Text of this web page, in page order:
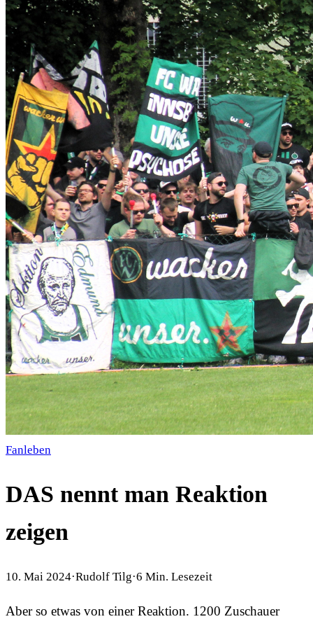
Fanleben
DAS nennt man Reaktion
zeigen
10. Mai 2024·Rudolf Tilg·6 Min. Lesezeit
Aber so etwas von einer Reaktion. 1200 Zuschauer